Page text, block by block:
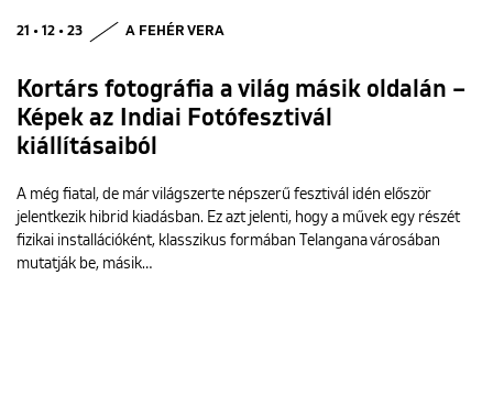
21 • 12 • 23 A FEHÉR VERA
Kortárs fotográfia a világ másik oldalán –
Képek az Indiai Fotófesztivál
kiállításaiból
A még fiatal, de már világszerte népszerű fesztivál idén először
jelentkezik hibrid kiadásban. Ez azt jelenti, hogy a művek egy részét
fizikai installációként, klasszikus formában Telangana városában
mutatják be, másik…